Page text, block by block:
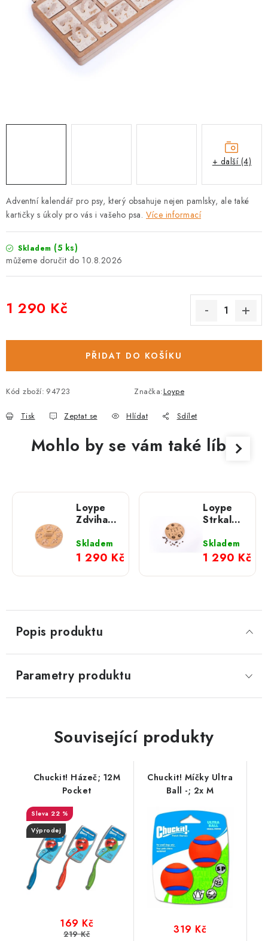
O nás Kontakty
Doprava a platba
Zásady použivání souboru cookies
Hodnocení obchodu
FAQ
Adventní kalendář pro psy, který obsahuje nejen pamlsky, ale také
kartičky s úkoly pro vás i vašeho psa. Více informací
Skladem (5 ks)
10.8.2026
1 290 Kč
PŘIDAT DO KOŠÍKU
Kód zboží: 94723 Značka:Loype
Tisk Zeptat se Hlídat Sdílet
+ další (4)
Mohlo by se vám také líbit
Loype
Zdvihal
pro psa
Skladem
1 290 Kč
Loype
Strkal
pro psa
Skladem
1 290 Kč
Popis produktu
Parametry produktu
Související produkty
Chuckit! Házeč; 12M
Pocket
22 %
Výprodej
169 Kč
219 Kč
Chuckit! Míčky Ultra
Ball -; 2x M
319 Kč